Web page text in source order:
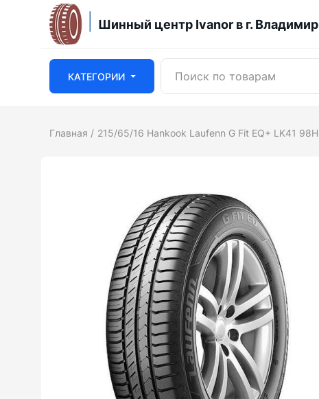
Шинный центр Ivanor в г. Владимир
КАТЕГОРИИ
Главная 215/65/16 Hankook Laufenn G Fit EQ+ LK41 98H